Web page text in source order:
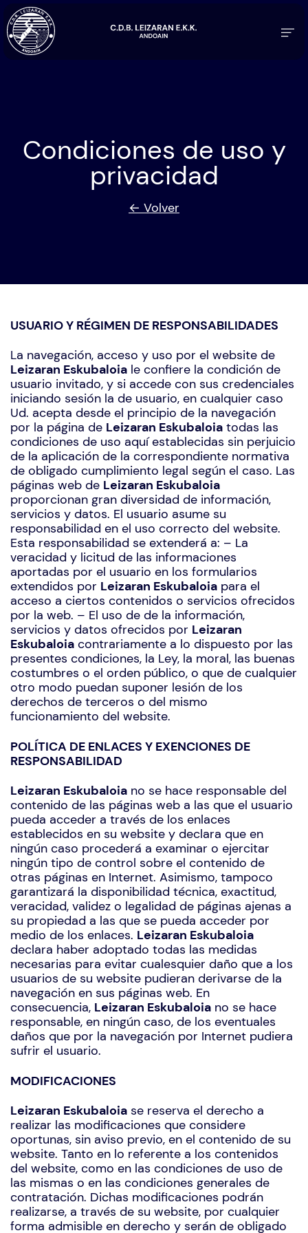
Condiciones de uso y
privacidad
← Volver
USUARIO Y RÉGIMEN DE RESPONSABILIDADES
La navegación, acceso y uso por el website de
Leizaran Eskubaloia le confiere la condición de
usuario invitado, y si accede con sus credenciales
iniciando sesión la de usuario, en cualquier caso
Ud. acepta desde el principio de la navegación
por la página de Leizaran Eskubaloia todas las
condiciones de uso aquí establecidas sin perjuicio
de la aplicación de la correspondiente normativa
de obligado cumplimiento legal según el caso. Las
páginas web de Leizaran Eskubaloia
proporcionan gran diversidad de información,
servicios y datos. El usuario asume su
responsabilidad en el uso correcto del website.
Esta responsabilidad se extenderá a: – La
veracidad y licitud de las informaciones
aportadas por el usuario en los formularios
extendidos por Leizaran Eskubaloia para el
acceso a ciertos contenidos o servicios ofrecidos
por la web. – El uso de de la información,
servicios y datos ofrecidos por Leizaran
Eskubaloia contrariamente a lo dispuesto por las
presentes condiciones, la Ley, la moral, las buenas
costumbres o el orden público, o que de cualquier
otro modo puedan suponer lesión de los
derechos de terceros o del mismo
funcionamiento del website.
POLÍTICA DE ENLACES Y EXENCIONES DE
RESPONSABILIDAD
Leizaran Eskubaloia no se hace responsable del
contenido de las páginas web a las que el usuario
pueda acceder a través de los enlaces
establecidos en su website y declara que en
ningún caso procederá a examinar o ejercitar
ningún tipo de control sobre el contenido de
otras páginas en Internet. Asimismo, tampoco
garantizará la disponibilidad técnica, exactitud,
veracidad, validez o legalidad de páginas ajenas a
su propiedad a las que se pueda acceder por
medio de los enlaces. Leizaran Eskubaloia
declara haber adoptado todas las medidas
necesarias para evitar cualesquier daño que a los
usuarios de su website pudieran derivarse de la
navegación en sus páginas web. En
consecuencia, Leizaran Eskubaloia no se hace
responsable, en ningún caso, de los eventuales
daños que por la navegación por Internet pudiera
sufrir el usuario.
MODIFICACIONES
Leizaran Eskubaloia se reserva el derecho a
realizar las modificaciones que considere
oportunas, sin aviso previo, en el contenido de su
website. Tanto en lo referente a los contenidos
del website, como en las condiciones de uso de
las mismas o en las condiciones generales de
contratación. Dichas modificaciones podrán
realizarse, a través de su website, por cualquier
forma admisible en derecho y serán de obligado